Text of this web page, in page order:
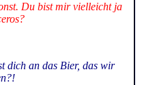
Du bist mir vielleicht ja
dich an das Bier, das wir